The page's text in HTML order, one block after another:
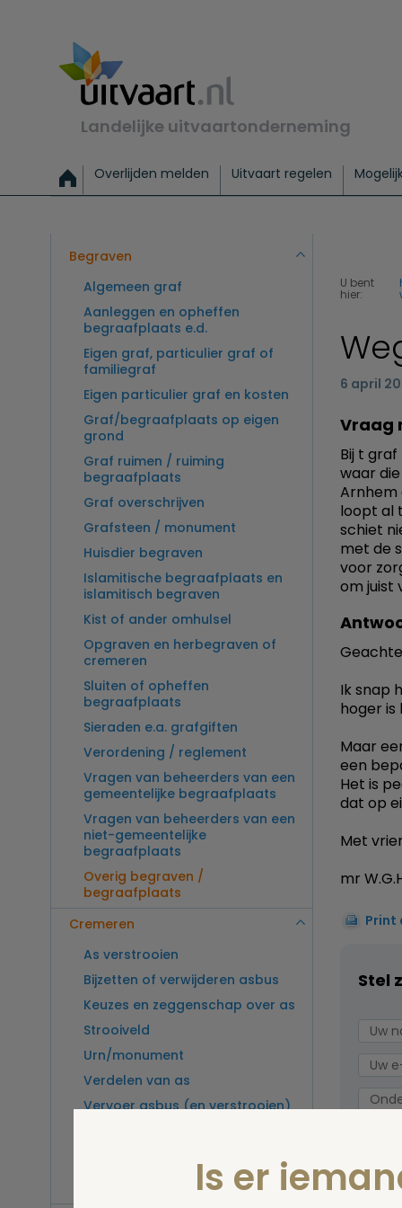
Landelijke uitvaartonderneming
Overlijden melden Uitvaart regelen
Exclusieve uitvaart Begrafenis Basis
Begraven
Algemeen graf
Aanleggen en opheffen
begraafplaats e.d.
Eigen graf, particulier graf of
familiegraf
Eigen particulier graf en kosten
Graf/begraafplaats op eigen
grond
Graf ruimen / ruiming
begraafplaats
Graf overschrijven
Grafsteen / monument
Huisdier begraven
Islamitische begraafplaats en
islamitisch begraven
Kist of ander omhulsel
Opgraven en herbegraven of
cremeren
Sluiten of opheffen
begraafplaats
Sieraden e.a. grafgiften
Verordening / reglement
Vragen van beheerders van een
gemeentelijke begraafplaats
Vragen van beheerders van een
niet-gemeentelijke
begraafplaats
Overig begraven /
begraafplaats
Cremeren
As verstrooien
Bijzetten of verwijderen asbus
Keuzes en zeggenschap over as
Strooiveld
Urn/monument
Verdelen van as
Vervoer asbus (en verstrooien)
U bent
hier:
6 april
Vraag
Bij t
waar
Arnhem
loopt al
schiet
met de
voor
om juist
Ik snap
hoger is
Maar
een
Het is
dat op
Met
mr
Print
Stel
Is er